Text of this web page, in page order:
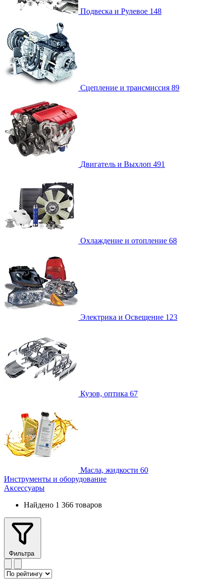
Подвеска и Рулевое 148
Сцепление и трансмиссия 89
Двигатель и Выхлоп 491
Охлаждение и отопление 68
Электрика и Освещение 123
Кузов, оптика 67
Масла, жидкости 60
Инструменты и оборудование
Аксессуары
Найдено 1 366 товаров
Фильтра